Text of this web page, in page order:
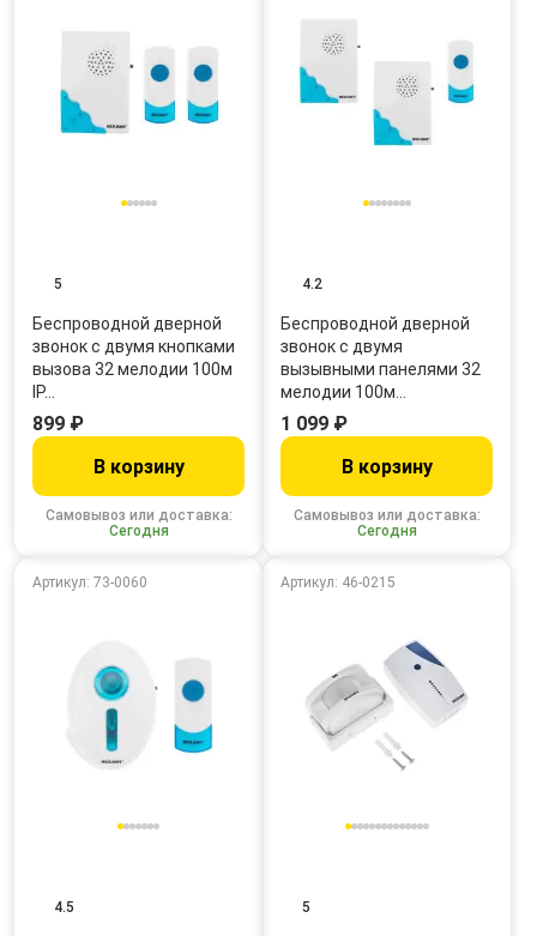
5
Беспроводной дверной
звонок с двумя кнопками
вызова 32 мелодии 100м
IP…
Самовывоз или доставка:
Сегодня
899 ₽
В корзину
4.2
Беспроводной дверной
звонок с двумя
вызывными панелями 32
мелодии 100м…
Самовывоз или доставка:
Сегодня
1 099 ₽
В корзину
Артикул: 73-0060
4.5
Артикул: 46-0215
5